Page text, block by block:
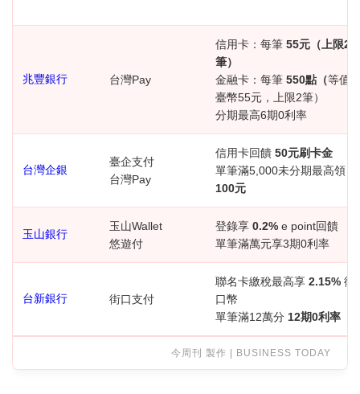
兆豐銀行 台灣Pay
信用卡：每筆 55元（上限2
筆）
金融卡：每筆 550點（等值
臺幣55元，上限2筆）
分期最高6期0利率
台灣企銀
臺企支付
台灣Pay
信用卡回饋 50元刷卡金
單筆滿5,000未分期最高領
100元
玉山銀行
玉山Wallet
悠遊付
登錄享 0.2% e point回饋
單筆滿萬元享3期0利率
台新銀行 街口支付
聯名卡繳稅最高享 2.15% 街
口幣
單筆滿12萬分 12期0利率
今周刊 製作 | BUSINESS TODAY